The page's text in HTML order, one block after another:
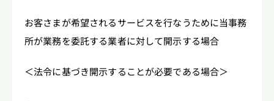
お客さまが希望されるサービスを行なうために当事務
所が業務を委託する業者に対して開示する場合
＜法令に基づき開示することが必要である場合＞